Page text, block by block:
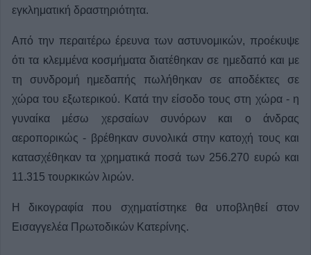
εγκληματική δραστηριότητα.
Από την περαιτέρω έρευνα των αστυνομικών, προέκυψε
ότι τα κλεμμένα κοσμήματα διατέθηκαν σε ημεδαπό και με
τη συνδρομή ημεδαπής πωλήθηκαν σε αποδέκτες σε
χώρα του εξωτερικού. Κατά την είσοδο τους στη χώρα - η
γυναίκα μέσω χερσαίων συνόρων και ο άνδρας
αεροπορικώς - βρέθηκαν συνολικά στην κατοχή τους και
κατασχέθηκαν τα χρηματικά ποσά των 256.270 ευρώ και
11.315 τουρκικών λιρών.
Η δικογραφία που σχηματίστηκε θα υποβληθεί στον
Εισαγγελέα Πρωτοδικών Κατερίνης.